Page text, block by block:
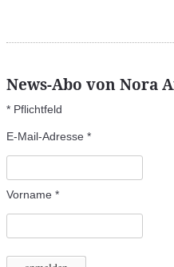
News-Abo von Nora
* Pflichtfeld
E-Mail-Adresse *
Vorname *